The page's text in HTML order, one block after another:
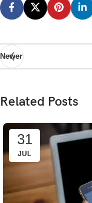
Newer
Related Posts
31
JUL